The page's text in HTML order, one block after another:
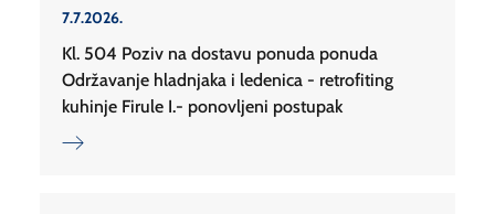
7.7.2026.
Kl. 504 Poziv na dostavu ponuda ponuda
Održavanje hladnjaka i ledenica - retrofiting
kuhinje Firule I.- ponovljeni postupak